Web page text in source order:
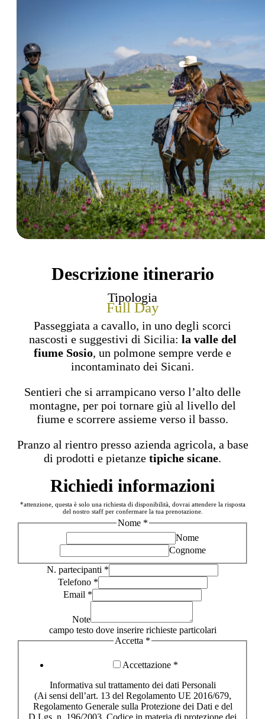
Descrizione itinerario
Tipologia
Full Day
Passeggiata a cavallo, in uno degli scorci
nascosti e suggestivi di Sicilia: la valle del
fiume Sosio, un polmone sempre verde e
incontaminato dei Sicani.
Sentieri che si arrampicano verso l’alto delle
montagne, per poi tornare giù al livello del
fiume e scorrere assieme verso il basso.
Pranzo al rientro presso azienda agricola, a base
di prodotti e pietanze tipiche sicane.
Richiedi informazioni
*attenzione, questa è solo una richiesta di disponibilità, dovrai attendere la risposta
del nostro staff per confermare la tua prenotazione.
Nome *
Nome
Cognome
N. partecipanti *
Telefono *
Email *
Note
campo testo dove inserire richieste particolari
Accetta *
Accettazione *
Informativa sul trattamento dei dati Personali
(Ai sensi dell’art. 13 del Regolamento UE 2016/679,
Regolamento Generale sulla Protezione dei Dati e del